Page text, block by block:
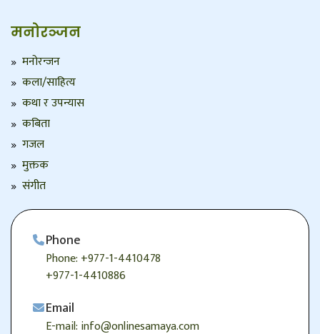
मनोरञ्जन
मनोरन्जन
कला/साहित्य
कथा र उपन्यास
कबिता
गजल
मुक्तक
संगीत
Phone
Phone: +977-1-4410478
+977-1-4410886
Email
E-mail: info@onlinesamaya.com